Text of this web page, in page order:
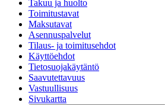
Takuu ja huolto
Toimitustavat
Maksutavat
Asennuspalvelut
Tilaus- ja toimitusehdot
Käyttöehdot
Tietosuojakäytäntö
Saavutettavuus
Vastuullisuus
Sivukartta